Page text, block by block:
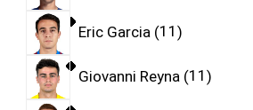
Eric Garcia 11
Giovanni Reyna 11